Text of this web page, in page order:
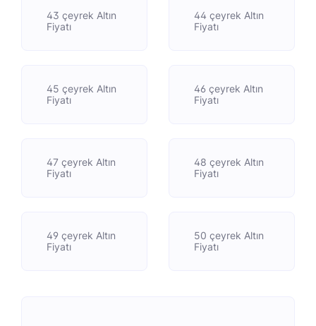
43 çeyrek Altın
Fiyatı
44 çeyrek Altın
Fiyatı
45 çeyrek Altın
Fiyatı
46 çeyrek Altın
Fiyatı
47 çeyrek Altın
Fiyatı
48 çeyrek Altın
Fiyatı
49 çeyrek Altın
Fiyatı
50 çeyrek Altın
Fiyatı